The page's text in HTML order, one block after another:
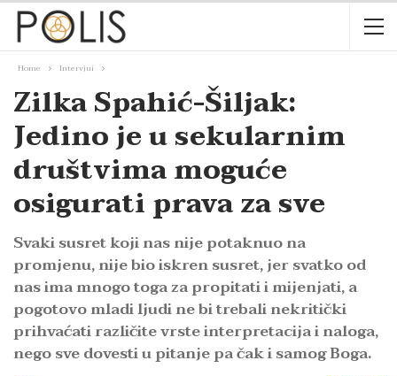
Home Intervjui
Zilka Spahić-Šiljak:
Jedino je u sekularnim
društvima moguće
osigurati prava za sve
Svaki susret koji nas nije potaknuo na
promjenu, nije bio iskren susret, jer svatko od
nas ima mnogo toga za propitati i mijenjati, a
pogotovo mladi ljudi ne bi trebali nekritički
prihvaćati različite vrste interpretacija i naloga,
nego sve dovesti u pitanje pa čak i samog Boga.